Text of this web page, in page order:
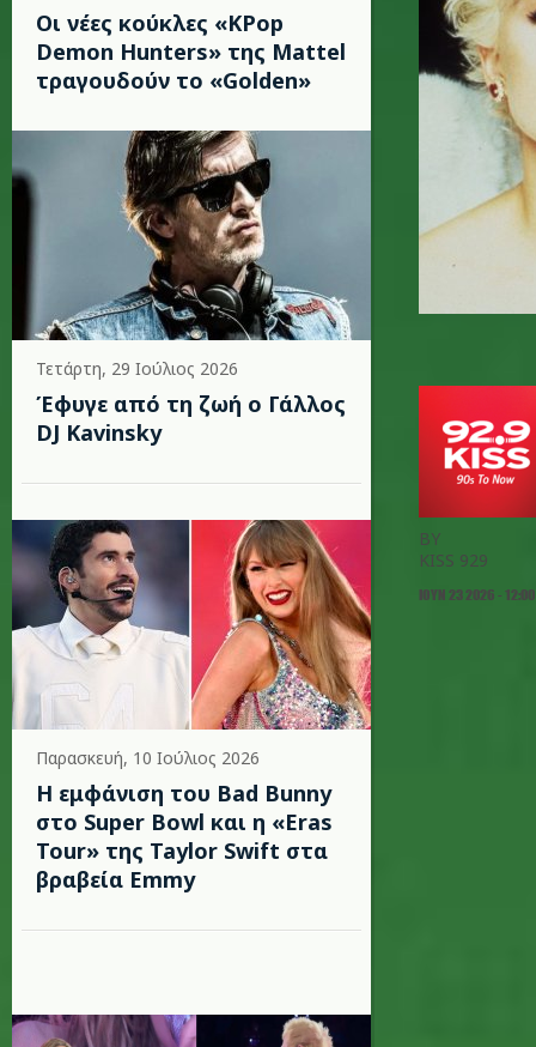
Οι νέες κούκλες «KPop
Demon Hunters» της Mattel
τραγουδούν το «Golden»
Τετάρτη, 29 Ιούλιος 2026
Έφυγε από τη ζωή ο Γάλλος
DJ Kavinsky
Παρασκευή, 10 Ιούλιος 2026
Η εμφάνιση του Bad Bunny
στο Super Bowl και η «Eras
Tour» της Taylor Swift στα
βραβεία Emmy
BY
KISS 929
ΙΟΥΝ 23 2026 - 12:00